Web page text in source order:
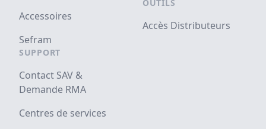
Accessoires
Sefram
SUPPORT
Contact SAV &
Demande RMA
Centres de services
OUTILS
Accès Distributeurs